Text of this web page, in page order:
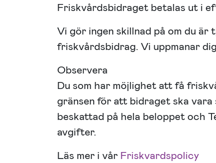
Friskvårdsbidraget betalas ut i
Vi gör ingen skillnad på om du
friskvårdsbidrag. Vi uppmanar
Observera
Du som har möjlighet att få
gränsen för att bidraget ska
beskattad på hela beloppet och
avgifter.
Läs mer i vår Friskvardspolicy